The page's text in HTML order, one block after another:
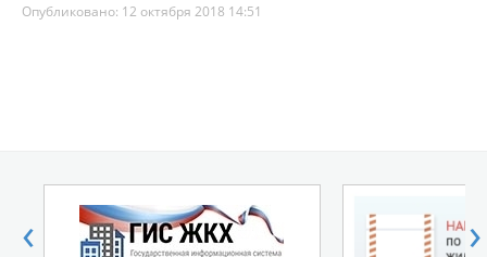
Опубликовано: 12 октября 2018 14:51
‹ ›